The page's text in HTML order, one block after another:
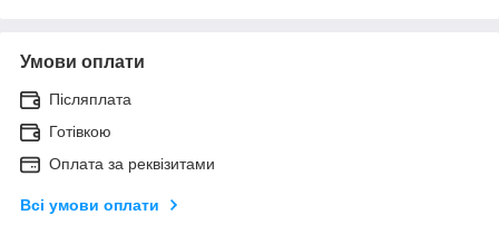
Умови оплати
Післяплата
Готівкою
Оплата за реквізитами
Всі умови оплати